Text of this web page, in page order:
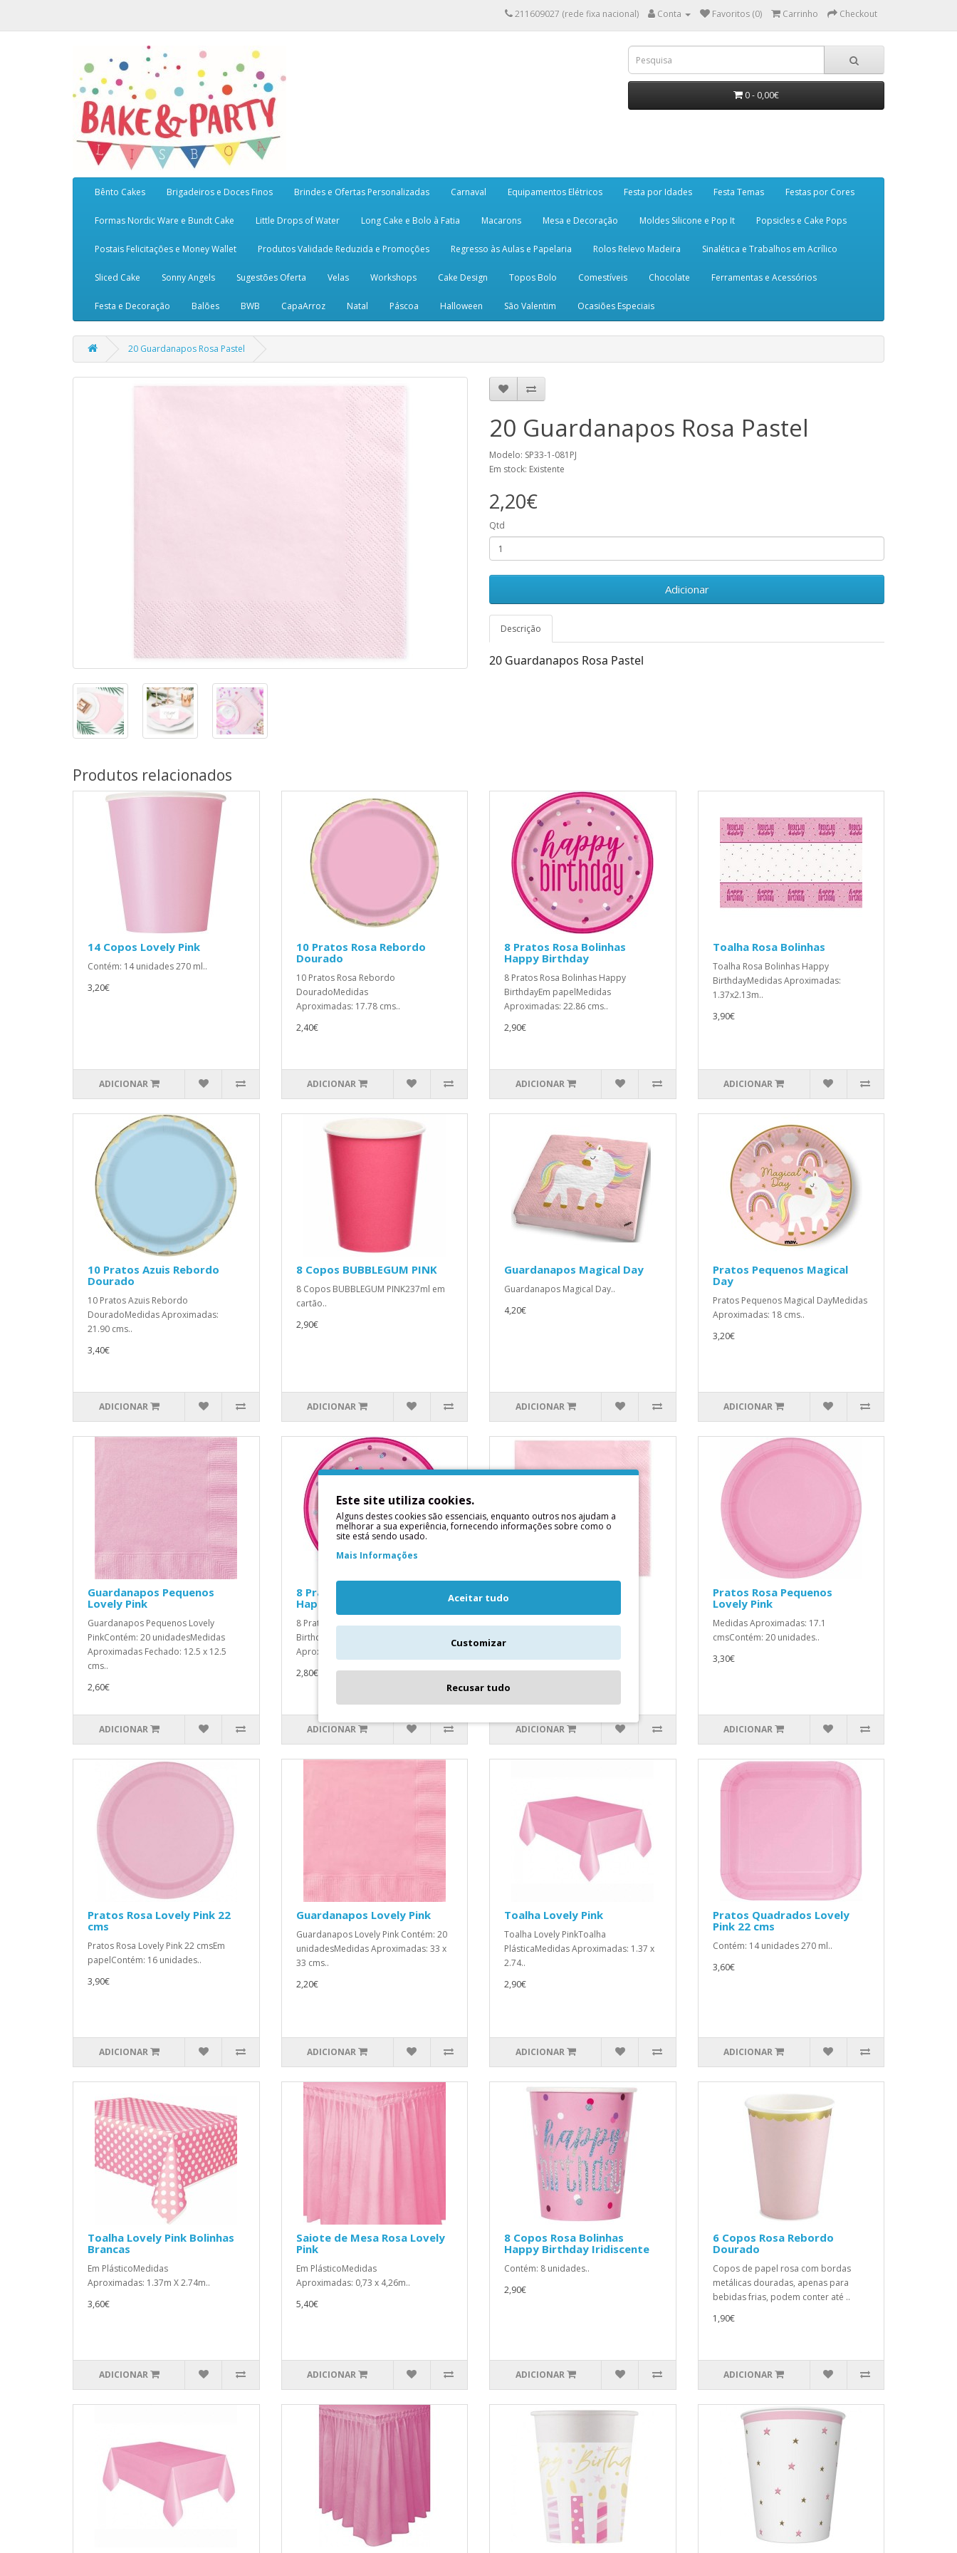
211609027 (rede fixa nacional) Conta Favoritos (0) Carrinho Checkout
0 - 0,00€
Bênto Cakes Brigadeiros e Doces Finos Brindes e Ofertas Personalizadas Carnaval Equipamentos Elétricos Festa por Idades Festa Temas Festas por Cores
Formas Nordic Ware e Bundt Cake Little Drops of Water Long Cake e Bolo à Fatia Macarons Mesa e Decoração Moldes Silicone e Pop It Popsicles e Cake Pops
Postais Felicitações e Money Wallet Produtos Validade Reduzida e Promoções Regresso às Aulas e Papelaria Rolos Relevo Madeira Sinalética e Trabalhos em Acrílico
Sliced Cake Sonny Angels Sugestões Oferta Velas Workshops Cake Design Topos Bolo Comestíveis Chocolate Ferramentas e Acessórios
Festa e Decoração Balões BWB CapaArroz Natal Páscoa Halloween São Valentim Ocasiões Especiais
20 Guardanapos Rosa Pastel
20 Guardanapos Rosa Pastel
Modelo: SP33-1-081PJ
Em stock: Existente
2,20€
Qtd
Adicionar
Descrição
20 Guardanapos Rosa Pastel
Produtos relacionados
14 Copos Lovely Pink
Contém: 14 unidades 270 ml..
3,20€
ADICIONAR
10 Pratos Rosa Rebordo
Dourado
10 Pratos Rosa Rebordo
DouradoMedidas
Aproximadas: 17.78 cms..
2,40€
ADICIONAR
8 Pratos Rosa Bolinhas
Happy Birthday
8 Pratos Rosa Bolinhas Happy
BirthdayEm papelMedidas
Aproximadas: 22.86 cms..
2,90€
ADICIONAR
Toalha Rosa Bolinhas
Toalha Rosa Bolinhas Happy
BirthdayMedidas Aproximadas:
1.37x2.13m..
3,90€
ADICIONAR
10 Pratos Azuis Rebordo
Dourado
10 Pratos Azuis Rebordo
DouradoMedidas Aproximadas:
21.90 cms..
3,40€
ADICIONAR
8 Copos BUBBLEGUM PINK
8 Copos BUBBLEGUM PINK237ml em
cartão..
2,90€
ADICIONAR
Guardanapos Magical Day
Guardanapos Magical Day..
4,20€
ADICIONAR
Pratos Pequenos Magical
Day
Pratos Pequenos Magical DayMedidas
Aproximadas: 18 cms..
3,20€
ADICIONAR
Guardanapos Pequenos
Lovely Pink
Guardanapos Pequenos Lovely
PinkContém: 20 unidadesMedidas
Aproximadas Fechado: 12.5 x 12.5
cms..
2,60€
ADICIONAR
8 Pratos Rosa Bolinhas
Happy Birthday Iridiscente
8 Pratos Rosa Bolinhas Happy
BirthdayEm papelMedidas
Aproximadas: 22.86 cms..
2,80€
ADICIONAR
20 Guardanapos Rosa Claro..
ADICIONAR
Pratos Rosa Pequenos
Lovely Pink
Medidas Aproximadas: 17.1
cmsContém: 20 unidades..
3,30€
ADICIONAR
Pratos Rosa Lovely Pink 22
cms
Pratos Rosa Lovely Pink 22 cmsEm
papelContém: 16 unidades..
3,90€
ADICIONAR
Guardanapos Lovely Pink
Guardanapos Lovely Pink Contém: 20
unidadesMedidas Aproximadas: 33 x
33 cms..
2,20€
ADICIONAR
Toalha Lovely Pink
Toalha Lovely PinkToalha
PlásticaMedidas Aproximadas: 1.37 x
2.74..
2,90€
ADICIONAR
Pratos Quadrados Lovely
Pink 22 cms
Contém: 14 unidades 270 ml..
3,60€
ADICIONAR
Toalha Lovely Pink Bolinhas
Brancas
Em PlásticoMedidas
Aproximadas: 1.37m X 2.74m..
3,60€
ADICIONAR
Saiote de Mesa Rosa Lovely
Pink
Em PlásticoMedidas
Aproximadas: 0,73 x 4,26m..
5,40€
ADICIONAR
8 Copos Rosa Bolinhas
Happy Birthday Iridiscente
Contém: 8 unidades..
2,90€
ADICIONAR
6 Copos Rosa Rebordo
Dourado
Copos de papel rosa com bordas
metálicas douradas, apenas para
bebidas frias, podem conter até ..
1,90€
ADICIONAR
Este site utiliza cookies.
Alguns destes cookies são essenciais, enquanto outros nos ajudam a
melhorar a sua experiência, fornecendo informações sobre como o
site está sendo usado.
Mais Informações
Aceitar tudo
Customizar
Recusar tudo